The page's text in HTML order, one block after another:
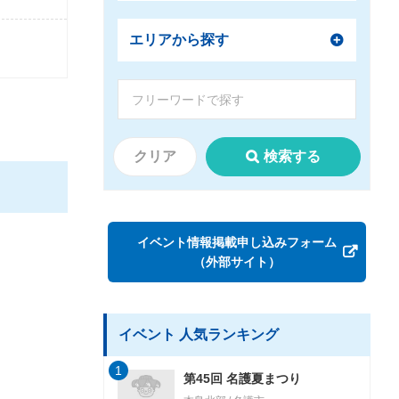
エリアから探す
クリア 検索する
イベント情報掲載申し込みフォーム
（外部サイト）
イベント 人気ランキング
第45回 名護夏まつり
1